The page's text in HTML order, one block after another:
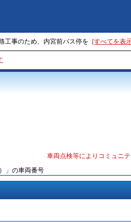
工事のため、内宮前バス停を [すべてを表
車両点検等によりコミュニ
」 の車両番号